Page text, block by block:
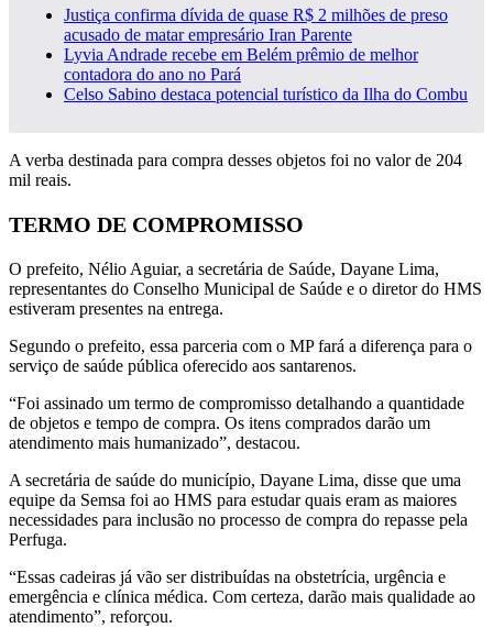
Justiça confirma dívida de quase R$ 2 milhões de preso
acusado de matar empresário Iran Parente
Lyvia Andrade recebe em Belém prêmio de melhor
contadora do ano no Pará
Celso Sabino destaca potencial turístico da Ilha do Combu
A verba destinada para compra desses objetos foi no valor de 204
mil reais.
TERMO DE COMPROMISSO
O prefeito, Nélio Aguiar, a secretária de Saúde, Dayane Lima,
representantes do Conselho Municipal de Saúde e o diretor do HMS
estiveram presentes na entrega.
Segundo o prefeito, essa parceria com o MP fará a diferença para o
serviço de saúde pública oferecido aos santarenos.
“Foi assinado um termo de compromisso detalhando a quantidade
de objetos e tempo de compra. Os itens comprados darão um
atendimento mais humanizado”, destacou.
A secretária de saúde do município, Dayane Lima, disse que uma
equipe da Semsa foi ao HMS para estudar quais eram as maiores
necessidades para inclusão no processo de compra do repasse pela
Perfuga.
“Essas cadeiras já vão ser distribuídas na obstetrícia, urgência e
emergência e clínica médica. Com certeza, darão mais qualidade ao
atendimento”, reforçou.